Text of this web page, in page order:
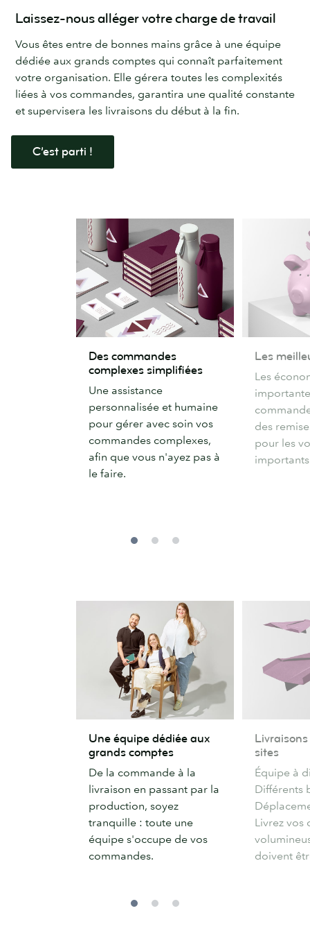
Laissez-nous alléger votre charge de travail
Vous êtes entre de bonnes mains grâce à une équipe
dédiée aux grands comptes qui connaît parfaitement
votre organisation. Elle gérera toutes les complexités
liées à vos commandes, garantira une qualité constante
et supervisera les livraisons du début à la fin.
C’est parti !
commandes
complexes
simplifiées
Des commandes
complexes simplifiées
Une assistance
personnalisée et humaine
pour gérer avec soin vos
commandes complexes,
afin que vous n'ayez pas à
le faire.
meilleurs
prix
Les
Les
des
pour les
équipe
dédiée
aux
grands
comptes
Une équipe dédiée aux
grands comptes
De la commande à la
livraison en passant par la
production, soyez
tranquille : toute une
équipe s'occupe de vos
commandes.
vers
plusieurs
sites
sites
Équipe à
Différents
Livrez vos
doivent